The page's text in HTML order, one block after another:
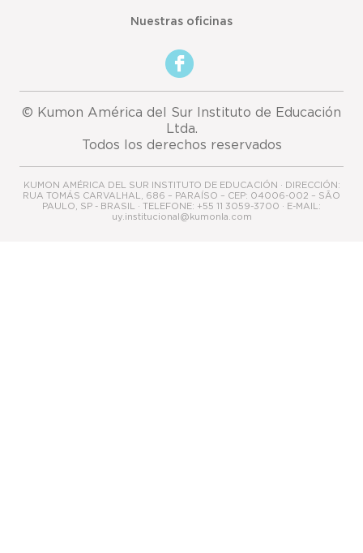
Nuestras oficinas
© Kumon América del Sur Instituto de Educación
Ltda.
Todos los derechos reservados
KUMON AMÉRICA DEL SUR INSTITUTO DE EDUCACIÓN · DIRECCIÓN:
RUA TOMÁS CARVALHAL, 686 – PARAÍSO – CEP: 04006-002 – SÃO
PAULO, SP - BRASIL · TELEFONE: +55 11 3059-3700 · E-MAIL:
uy.institucional@kumonla.com